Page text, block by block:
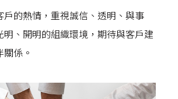
戶的熱情，重視誠信、透明、與事
明、開明的組織環境，期待與客戶建
係。